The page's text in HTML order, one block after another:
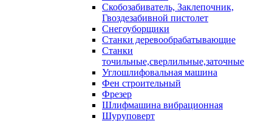
Скобозабиватель, Заклепочник,
Гвоздезабивной пистолет
Снегоуборщики
Станки деревообрабатывающие
Станки
точильные,сверлильные,заточные
Углошлифовальная машина
Фен строительный
Фрезер
Шлифмашина вибрационная
Шуруповерт